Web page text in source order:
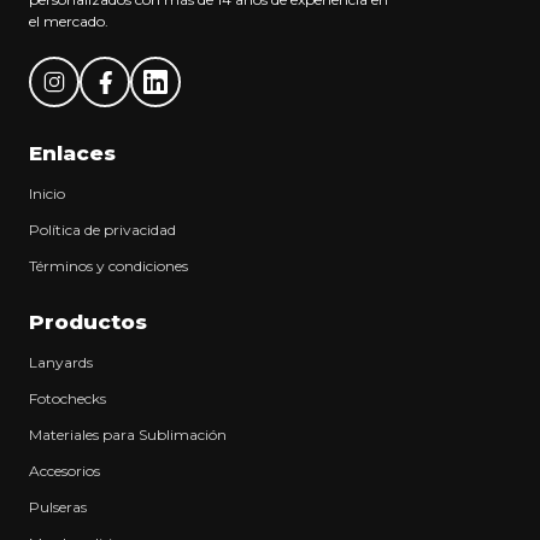
el mercado.
Enlaces
Inicio
Política de privacidad
Términos y condiciones
Productos
Lanyards
Fotochecks
Materiales para Sublimación
Accesorios
Pulseras